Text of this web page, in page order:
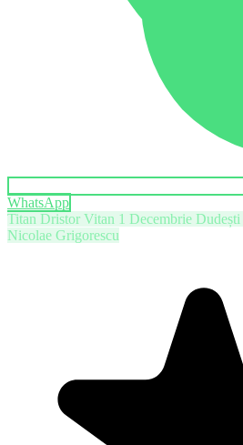
WhatsApp
Titan Dristor Vitan 1 Decembrie Dudești
Nicolae Grigorescu